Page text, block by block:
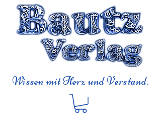
Wissen mit Herz und Verstand.